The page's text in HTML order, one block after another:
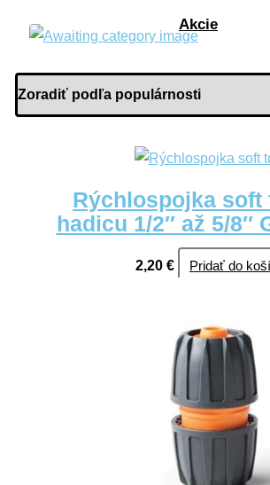
Akcie
Rýchlospojka soft
hadicu 1/2″ až 5/8″
2,20 € Pridať do